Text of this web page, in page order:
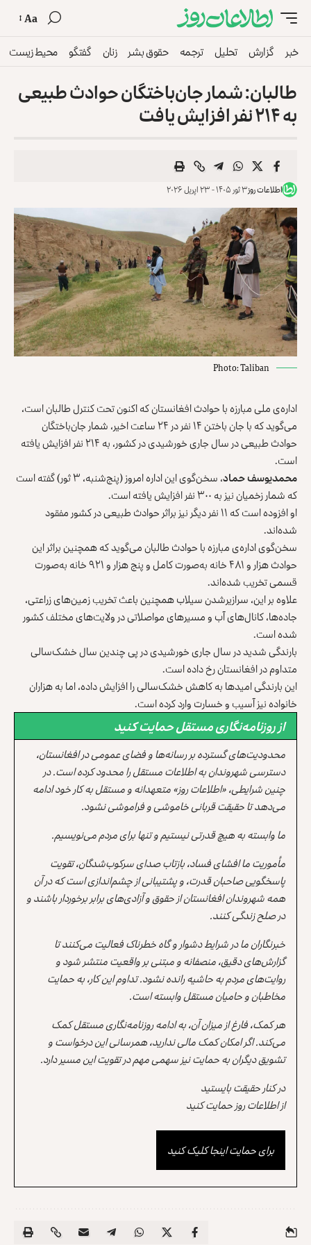
Aa
خبر گزارش تحلیل ترجمه حقوق بشر زنان گفتگو محیط زیست
طالبان: شمار جان‌باختگان حوادث طبیعی
به ۲۱۴ نفر افزایش یافت
اطلاعات روز۳ ثور ۱۴۰۵ - ۲۳ اپریل ۲۰۲۶
Photo: Taliban
اداره‌ی ملی مبارزه با حوادث افغانستان که اکنون تحت کنترل طالبان است،
می‌گوید که با جان باختن ۱۴ نفر در ۲۴ ساعت اخیر، شمار جان‌باختگان
حوادث طبیعی در سال جاری خورشیدی در کشور، به ۲۱۴ نفر افزایش یافته
است.
محمدیوسف حماد
، سخن‌گوی این اداره امروز (پنج‌شنبه، ۳ ثور) گفته است
که شمار زخمیان نیز به ۳۰۰ نفر افزایش یافته است.
او افزوده است که ۱۱ نفر دیگر نیز براثر حوادث طبیعی در کشور مفقود
شده‌اند.
سخن‌گوی اداره‌ی مبارزه با حوادث طالبان می‌گوید که همچنین براثر این
حوادث هزار و ۴۸۱ خانه به‌صورت کامل و پنج هزار و ۹۲۱ خانه به‌صورت
قسمی تخریب شده‌اند.
علاوه بر این، سرازیرشدن سیلاب‌ همچنین باعث تخریب زمین‌های زراعتی،
جاده‌ها، کانال‌های آب و مسیرهای مواصلاتی در ولایت‌های مختلف کشور
شده است.
بارندگی شدید در سال جاری خورشیدی در پی چندین سال خشک‌سالی
متداوم در افغانستان رخ داده است.
این بارندگی امیدها به کاهش خشک‌سالی را افزایش داده، اما به هزاران
خانواده نیز آسیب و خسارت وارد کرده است‌.
از روزنامه‌نگاری مستقل حمایت کنید
محدودیت‌های گسترده بر رسانه‌ها و فضای عمومی در افغانستان،
دسترسی شهروندان به اطلاعات مستقل را محدود کرده است. در
چنین شرایطی، «اطلاعات روز» متعهدانه و مستقل به کار خود ادامه
می‌دهد تا حقیقت قربانی خاموشی و فراموشی نشود.
ما وابسته به هیچ قدرتی نیستیم و تنها برای مردم می‌نویسیم.
مأموریت ما افشای فساد، بازتاب صدای سرکوب‌شدگان، تقویت
پاسخگویی صاحبان قدرت، و پشتیبانی از چشم‌اندازی است که در آن
همه شهروندان افغانستان از حقوق و آزادی‌های برابر برخوردار باشند و
در صلح زندگی کنند.
خبرنگاران ما در شرایط دشوار و گاه خطرناک فعالیت می‌کنند تا
گزارش‌های دقیق، منصفانه و مبتنی بر واقعیت منتشر شود و
روایت‌های مردم به حاشیه رانده نشود. تداوم این کار، به حمایت
مخاطبان و حامیان مستقل وابسته است.
هر کمک، فارغ از میزان آن، به ادامه روزنامه‌نگاری مستقل کمک
می‌کند. اگر امکان کمک مالی ندارید، همرسانی این درخواست و
تشویق دیگران به حمایت نیز سهمی مهم در تقویت این مسیر دارد.
در کنار حقیقت بایستید
از اطلاعات روز حمایت کنید
برای حمایت اینجا کلیک کنید